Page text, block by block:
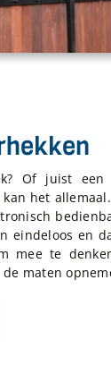
Of juist een
het
eindeloos en
mee te
maten